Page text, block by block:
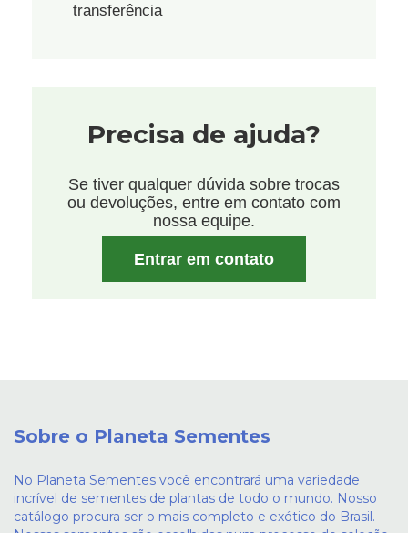
transferência
Precisa de ajuda?
Se tiver qualquer dúvida sobre trocas
ou devoluções, entre em contato com
nossa equipe.
Entrar em contato
Sobre o Planeta Sementes
No Planeta Sementes você encontrará uma variedade
incrível de sementes de plantas de todo o mundo. Nosso
catálogo procura ser o mais completo e exótico do Brasil.